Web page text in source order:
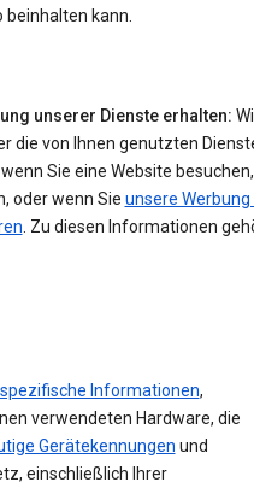
beinhalten kann.
unserer Dienste erhalten:
die von Ihnen genutzten
Sie eine Website
oder wenn Sie unsere Werbung
. Zu diesen Informationen
Informationen,
verwendeten Hardware, die
Gerätekennungen und
einschließlich Ihrer